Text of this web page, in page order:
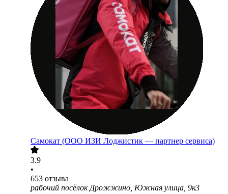
Самокат (ООО ИЗИ Лоджистик — партнер сервиса)
3.9
•
653 отзыва
рабочий посёлок Дрожжино, Южная улица, 9к3